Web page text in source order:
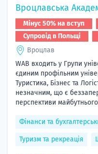
Вроцлавська
Мінус 50% на вступ
Супровід в Польщі
Вроцлав
WAB входить у Групи
єдиним профільним
Туристика, Бізнес та
незначним, що є
перспективи
Фінанси та
Туризм та рекреація